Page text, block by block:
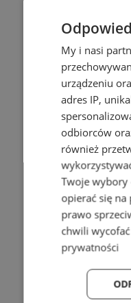
My i nasi
urządzeniu
adres IP,
odbiorców
również
Twoje wybory
opierać się
prawo
chwili
prywatności